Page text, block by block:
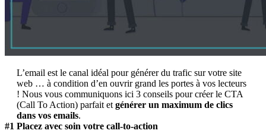
L’email est le canal idéal pour générer du trafic sur votre site
web … à condition d’en ouvrir grand les portes à vos lecteurs
! Nous vous communiquons ici 3 conseils pour créer le CTA
(Call To Action) parfait et générer un maximum de clics
dans vos emails.
#1 Placez avec soin votre call-to-action